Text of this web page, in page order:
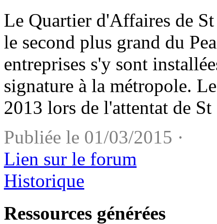
Le Quartier d'Affaires de
le second plus grand du
entreprises s'y sont
signature à la métropole.
2013 lors de l'attentat de
Publiée le 01/03/2015 ·
Lien sur le forum
Historique
Ressources générées